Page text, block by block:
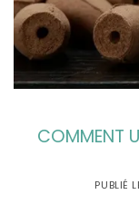
COMMENT
PUBLIÉ